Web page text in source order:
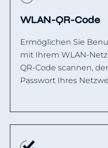
WLAN-QR-Code
Ermöglichen Sie
mit Ihrem WLAN-
QR-Code scannen,
Passwort Ihres